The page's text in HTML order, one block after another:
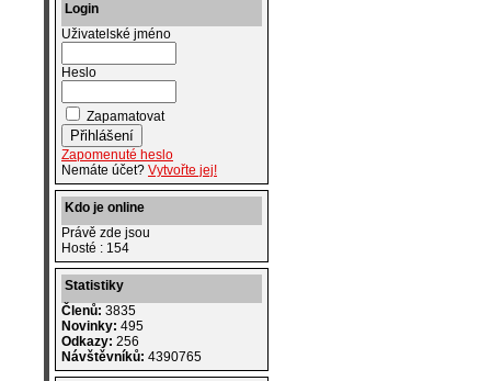
Login
Uživatelské jméno
Heslo
Zapamatovat
Zapomenuté heslo
Nemáte účet? Vytvořte jej!
Kdo je online
Právě zde jsou
Hosté : 154
Statistiky
Členů: 3835
Novinky: 495
Odkazy: 256
Návštěvníků: 4390765